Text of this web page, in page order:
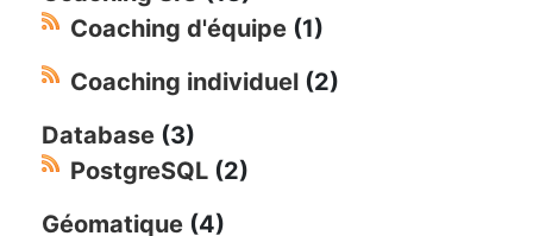
Coaching d'équipe (1)
Coaching individuel (2)
Database (3)
PostgreSQL (2)
Géomatique (4)